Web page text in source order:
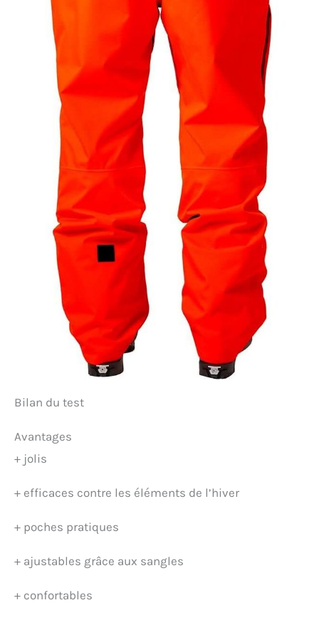
Bilan du test
Avantages
+ jolis
+ efficaces contre les éléments de l’hiver
+ poches pratiques
+ ajustables grâce aux sangles
+ confortables